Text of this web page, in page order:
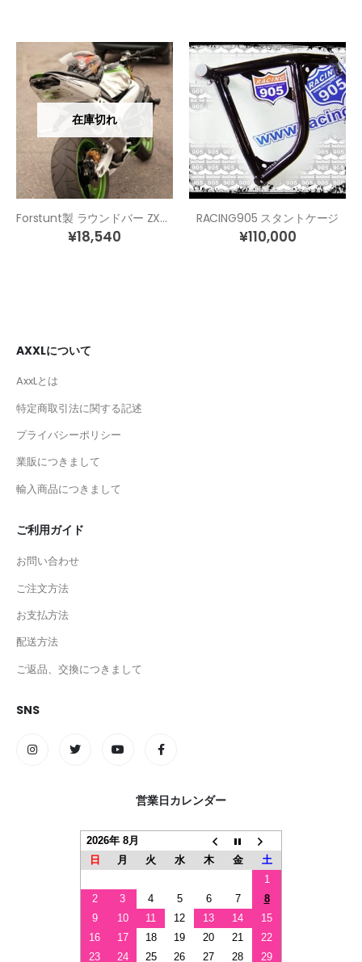
在庫切れ
Forstunt製 ラウンドバー ZX-6R(03-04)
¥18,540
RACING905 スタントケージ
¥110,000
AXXLについて
AxxLとは
特定商取引法に関する記述
プライバシーポリシー
業販につきまして
輸入商品につきまして
ご利用ガイド
お問い合わせ
ご注文方法
お支払方法
配送方法
ご返品、交換につきまして
SNS
営業日カレンダー
2026年 8月
日
月 火 水 木 金
土
1
2
3 4 5 6 7
8
9
10 11 12 13 14
15
16
17 18 19 20 21
22
23
24 25 26 27 28 29